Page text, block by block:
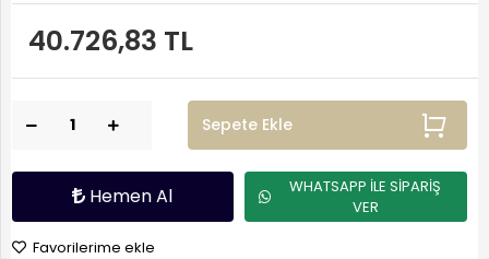
40.726,83 TL
Sepete Ekle
Hemen Al
WHATSAPP İLE SİPARİŞ
VER
Favorilerime ekle